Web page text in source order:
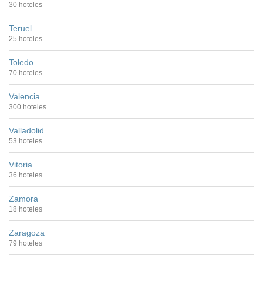
30 hoteles
Teruel
25 hoteles
Toledo
70 hoteles
Valencia
300 hoteles
Valladolid
53 hoteles
Vitoria
36 hoteles
Zamora
18 hoteles
Zaragoza
79 hoteles